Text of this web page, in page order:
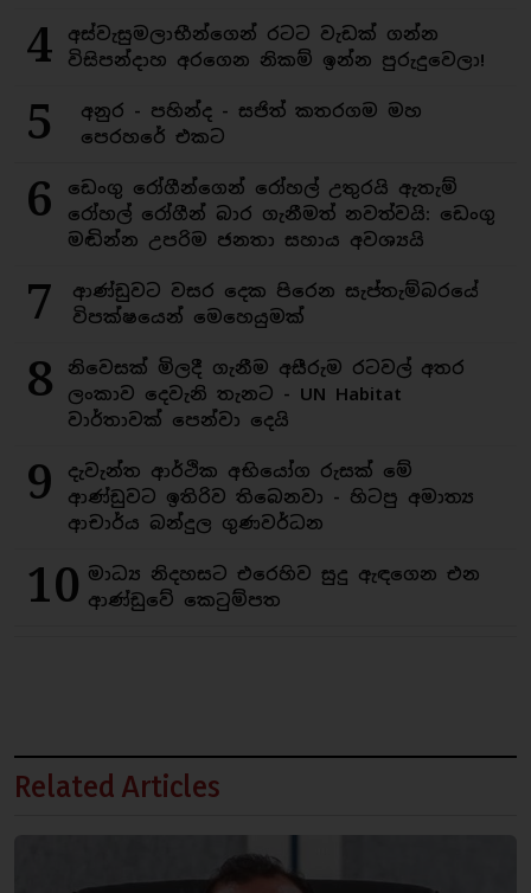
4
අස්වැසුමලාභීන්ගෙන් රටට වැඩක් ගන්න
විසිපන්දාහ අරගෙන නිකම් ඉන්න පුරුදුවෙලා!
5
අනුර - පහින්ද - සජිත් කතරගම මහ
පෙරහරේ එකට
6
ඩෙංගු රෝගීන්ගෙන් රෝහල් උතුරයි ඇතැම්
රෝහල් රෝගීන් බාර ගැනීමත් නවත්වයි: ඩෙංගු
මඬින්න උපරිම ජනතා සහාය අවශ්‍යයි
7
ආණ්ඩුවට වසර දෙක පිරෙන සැප්තැම්බරයේ
විපක්ෂයෙන් මෙහෙයුමක්
8
නිවෙසක් මිලදී ගැනීම අසීරුම රටවල් අතර
ලංකාව දෙවැනි තැනට - UN Habitat
වාර්තාවක් පෙන්වා දෙයි
9
දැවැන්ත ආර්ථික අභියෝග රුසක් මේ
ආණ්ඩුවට ඉතිරිව තිබෙනවා - හිටපු අමාත්‍ය
ආචාර්ය බන්දුල ගුණවර්ධන
10 මාධ්‍ය නිදහසට එරෙහිව සුදු ඇඳගෙන එන
ආණ්ඩුවේ කෙටුම්පත
Related Articles